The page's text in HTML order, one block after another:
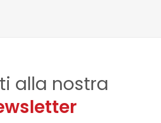
alla nostra